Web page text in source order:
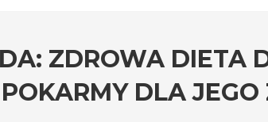
ZDROWA DIETA
DLA